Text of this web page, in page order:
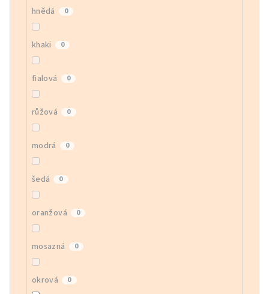
hnědá 0
khaki 0
fialová 0
růžová 0
modrá 0
šedá 0
oranžová 0
mosazná 0
okrová 0